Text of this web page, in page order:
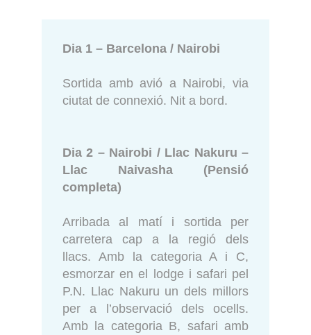
Dia 1 – Barcelona / Nairobi
Sortida amb avió a Nairobi, via
ciutat de connexió. Nit a bord.
Dia 2 – Nairobi / Llac Nakuru –
Llac Naivasha (Pensió
completa)
Arribada al matí i sortida per
carretera cap a la regió dels
llacs. Amb la categoria A i C,
esmorzar en el lodge i safari pel
P.N. Llac Nakuru un dels millors
per a l’observació dels ocells.
Amb la categoria B, safari amb